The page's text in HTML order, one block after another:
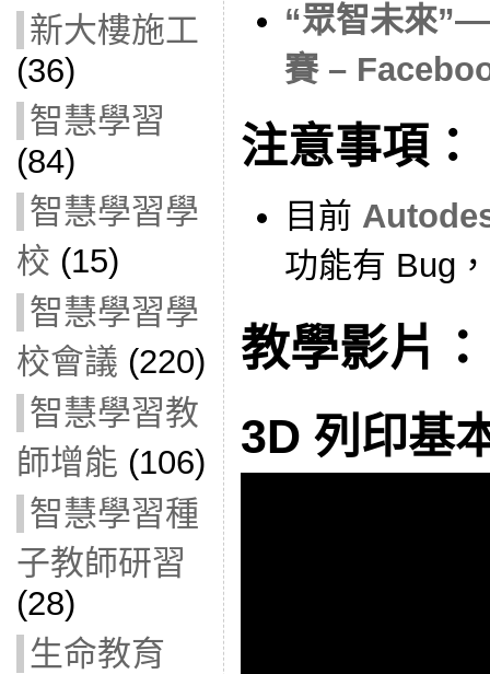
新大樓施工
(36)
智慧學習
(84)
智慧學習學
校 (15)
智慧學習學
校會議 (220)
智慧學習教
師增能 (106)
智慧學習種
子教師研習
(28)
生命教育
“眾智未來
賽 –
注意事項：
目前
功能有 Bug
教學影片：
3D 列印基